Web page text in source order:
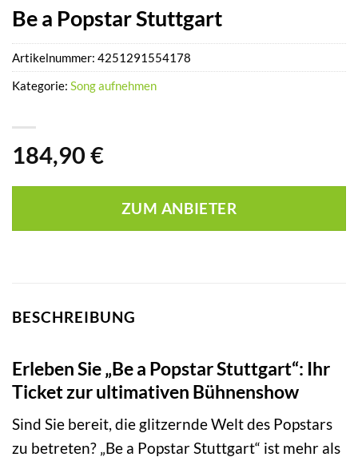
Be a Popstar Stuttgart
184,90 €
ZUM ANBIETER
Artikelnummer: 4251291554178
Kategorie: Song aufnehmen
BESCHREIBUNG
Erleben Sie „Be a Popstar Stuttgart“: Ihr
Ticket zur ultimativen Bühnenshow
Sind Sie bereit, die glitzernde Welt des Popstars
zu betreten? „Be a Popstar Stuttgart“ ist mehr als